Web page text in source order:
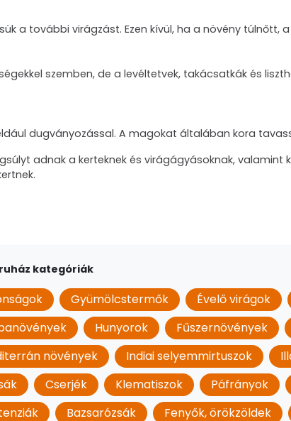
a további virágzást. Ezen kívül, ha a növény túlnőtt,
szemben, de a levéltetvek, takácsatkák és
dugványozással. A magokat általában kora
adnak a kerteknek és virágágyásoknak,
kategóriák
Gyümölcstermők Évelő virágok
Hunyorok Fűszernövények
növények
Indiai selyemmirtuszok
Cserjék Klematiszok Páfrányok
Bazsarózsák Fenyők, örökzöldek